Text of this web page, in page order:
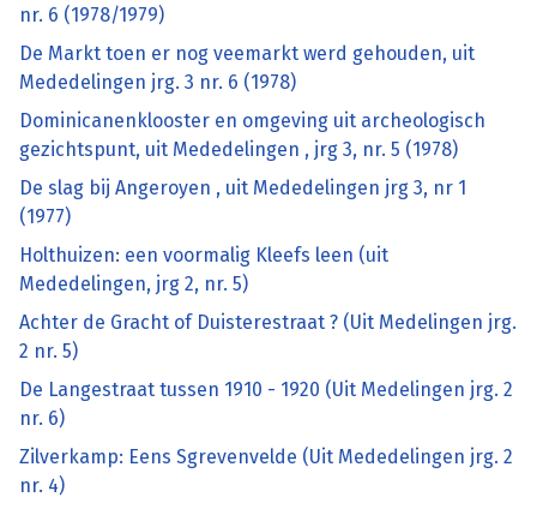
nr. 6 (1978/1979)
De Markt toen er nog veemarkt werd gehouden, uit
Mededelingen jrg. 3 nr. 6 (1978)
Dominicanenklooster en omgeving uit archeologisch
gezichtspunt, uit Mededelingen , jrg 3, nr. 5 (1978)
De slag bij Angeroyen , uit Mededelingen jrg 3, nr 1
(1977)
Holthuizen: een voormalig Kleefs leen (uit
Mededelingen, jrg 2, nr. 5)
Achter de Gracht of Duisterestraat ? (Uit Medelingen jrg.
2 nr. 5)
De Langestraat tussen 1910 - 1920 (Uit Medelingen jrg. 2
nr. 6)
Zilverkamp: Eens Sgrevenvelde (Uit Mededelingen jrg. 2
nr. 4)